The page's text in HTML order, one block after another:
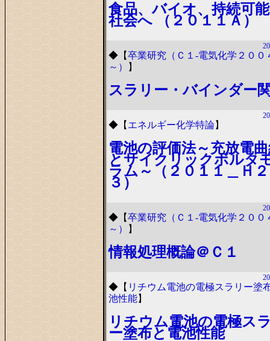
食品、バイオ、持続可
社会へ （２０１１Ａ）
◆ 【卒業研究（Ｃ１-電気化学２００
～）
】
スラリー・バインダー
◆ 【 エネルギー化学特論】
電池の評価法～充放電
とサイクリックボルタ
ラム～（２０１１＿Ｈ２
３）
◆ 【卒業研究（Ｃ１-電気化学２００
～）
】
情報処理概論＠Ｃ１
◆ 【 リチウム電池の電極スラリー塗
池性能】
リチウム電池の電極ス
ー塗布と電池性能